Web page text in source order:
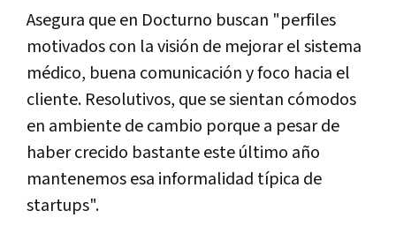
Asegura que en Docturno buscan "perfiles
motivados con la visión de mejorar el sistema
médico, buena comunicación y foco hacia el
cliente. Resolutivos, que se sientan cómodos
en ambiente de cambio porque a pesar de
haber crecido bastante este último año
mantenemos esa informalidad típica de
startups".